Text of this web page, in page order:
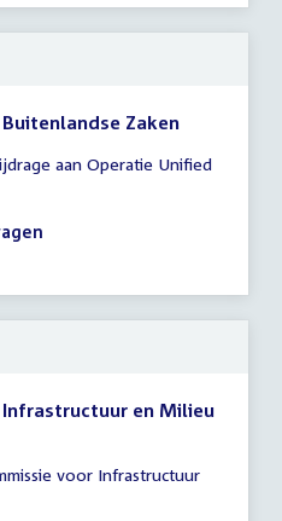
Zaken
aan Operatie Unified
en Milieu
voor Infrastructuur